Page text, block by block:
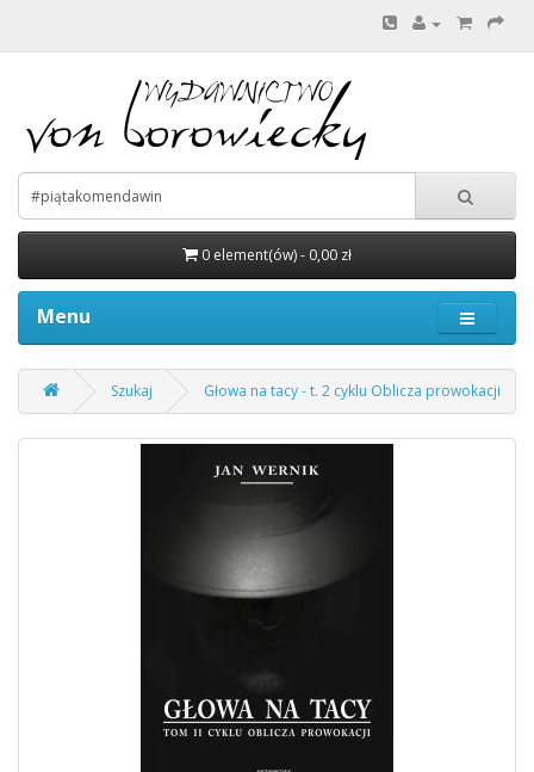
0 element(ów) - 0,00 zł
Menu
Szukaj Głowa na tacy - t. 2 cyklu Oblicza prowokacji